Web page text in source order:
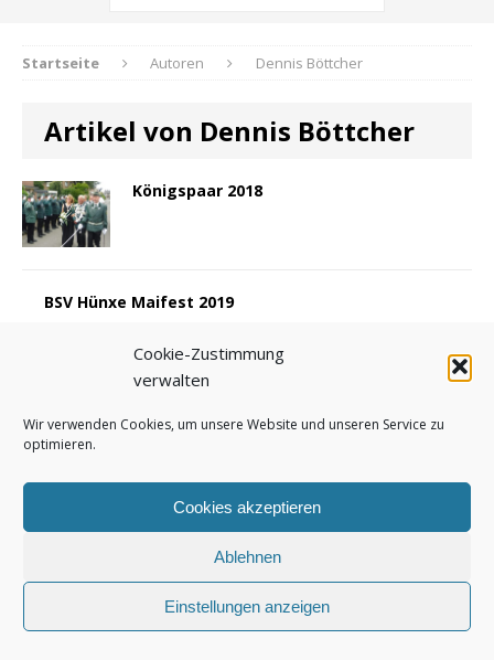
Cookie-Zustimmung
verwalten
Wir verwenden Cookies, um unsere Website und unseren Service zu
optimieren.
Cookies akzeptieren
Ablehnen
Einstellungen anzeigen
Startseite Autoren Dennis Böttcher
Artikel von Dennis Böttcher
Königspaar 2018
BSV Hünxe Maifest 2019
MENU